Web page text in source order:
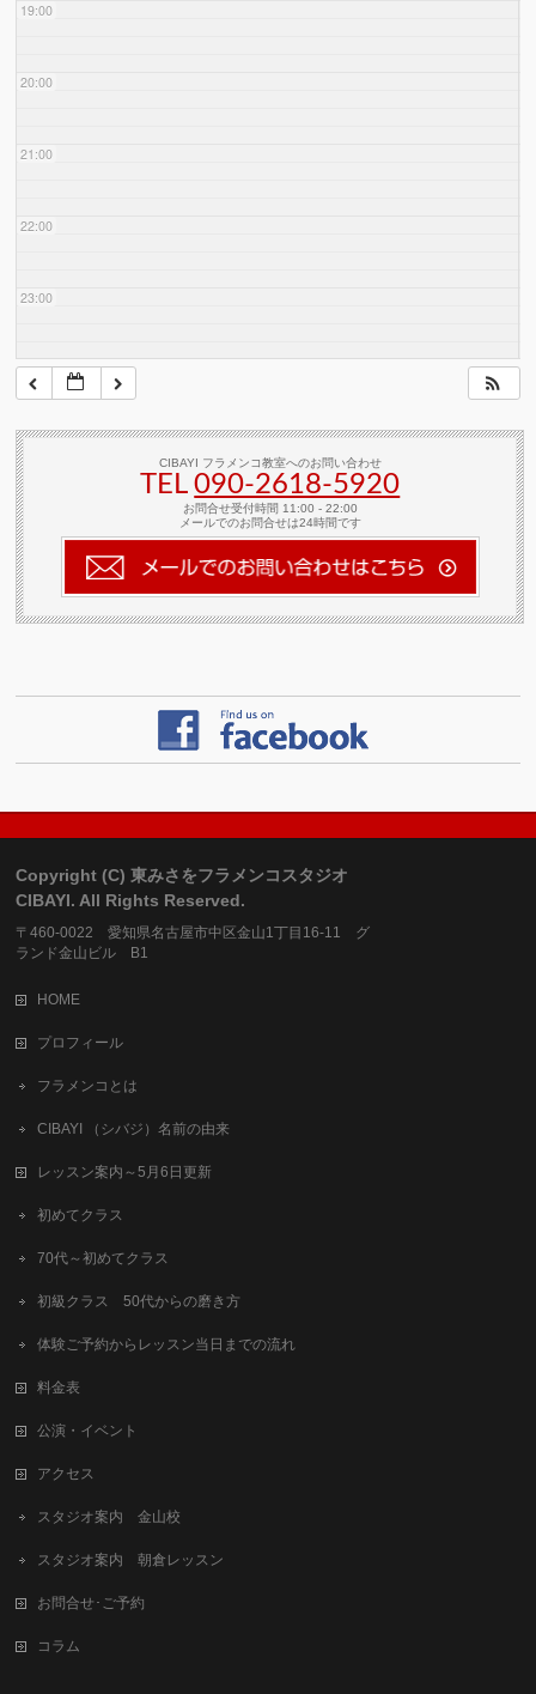
19:00
20:00
21:00
22:00
23:00
CIBAYI フラメンコ教室へのお問い合わせ
TEL090-2618‐5920
お問合せ受付時間 11:00 - 22:00
メールでのお問合せは24時間です
Copyright (C) 東みさをフラメンコスタジオ
CIBAYI. All Rights Reserved.
〒460-0022 愛知県名古屋市中区金山1丁目16-11 グ
ランド金山ビル B1
HOME
プロフィール
フラメンコとは
CIBAYI （シバジ）名前の由来
レッスン案内～5月6日更新
初めてクラス
70代～初めてクラス
初級クラス 50代からの磨き方
体験ご予約からレッスン当日までの流れ
料金表
公演・イベント
アクセス
スタジオ案内 金山校
スタジオ案内 朝倉レッスン
お問合せ･ご予約
コラム